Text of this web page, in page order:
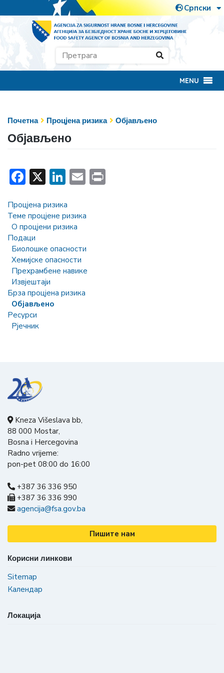
MENU
Почетна Процјена ризика Објављено
Процјена ризика
Теме процјене ризика
О процјени ризика
Подаци
Биолошке опасности
Хемијске опасности
Прехрамбене навике
Извјештаји
Брза процјена ризика
Објављено
Ресурси
Рјечник
Објављено
Facebook
X LinkedIn
Email
Kneza Višeslava bb,
88 000 Mostar,
Bosna i Hercegovina
Radno vrijeme:
pon-pet 08:00 do 16:00
+387 36 336 950
+387 36 336 990
agencija@fsa.gov.ba
Пишите нам
Корисни линкови
Sitemap
Календар
Локација